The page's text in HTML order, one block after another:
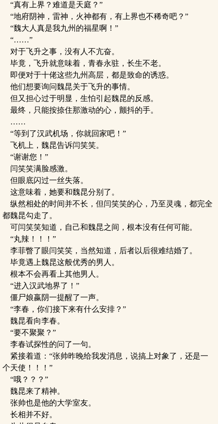
“真有上界？难道是天庭？”
“地府阴神，雷神，火神都有，有上界也不稀奇吧？”
“魏大人真是我九州的福星啊！”
“……”
对于飞升之事，没有人不亢奋。
毕竟，飞升就意味着，青春永驻，长生不老。
即便对于十佬这些九州高层，都是致命的诱惑。
他们想要询问魏昆关于飞升的事情。
但又担心过于明显，生怕引起魏昆的反感。
最终，只能按捺住那激动的心，颤抖的手。
……
“等到了汉武机场，你就回家吧！”
飞机上，魏昆告诉闫笑笑。
“谢谢您！”
闫笑笑满脸感激。
但眼底闪过一丝失落。
这意味着，她要和魏昆分别了。
纵然相处的时间并不长，但闫笑笑的心，乃至灵魂，都完全
都魏昆勾走了。
可闫笑笑知道，自己和魏昆之间，根本没有任何可能。
“丸辣！！！”
李菲瞥了眼闫笑笑，当然知道，后者以后很难结婚了。
毕竟遇上魏昆这般优秀的男人。
根本不会再看上其他男人。
“进入汉武地界了！”
僵尸娘嬴阴一提醒了一声。
“李春，你们接下来有什么安排？”
魏昆看向李春。
“要不聚聚？”
李春试探性的问了一句。
紧接着道：“张帅昨晚给我发消息，说搞上对象了，还是一
个天使！！！”
“哦？？？”
魏昆来了精神。
张帅也是他的大学室友。
长相并不好。